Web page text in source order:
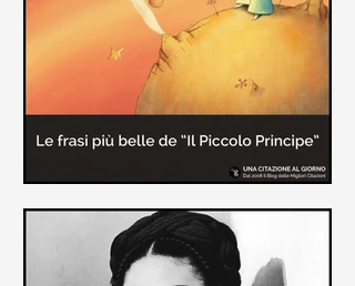
causa la tubercolosi che le tolse la
vita ad appena 30 anni (...)
Le frasi più belle de "Il piccolo
principe" di Antoine de Saint-
Exupèry